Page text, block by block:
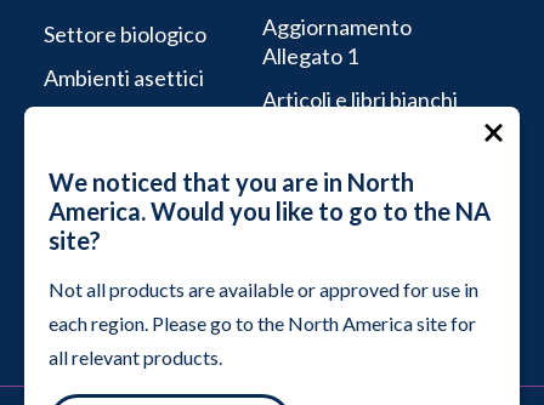
We noticed that you are in North
America. Would you like to go to the NA
site?
Not all products are available or approved for use in
each region. Please go to the North America site for
all relevant products.
Settore biologico
Ambienti asettici
Camere bianche
industriali
Aggiornamento
Allegato 1
Articoli e libri bianchi
Sostenibilità
Assistenza tecnica
Webinar